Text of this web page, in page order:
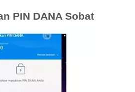
PIN DANA Sobat